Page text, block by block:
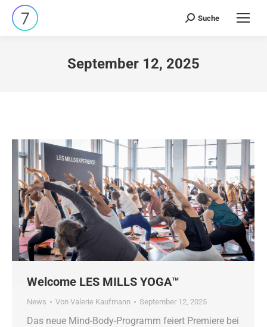
Search:
Suche
September 12, 2025
Welcome LES MILLS YOGA™
News Von Valerie Kaufmann September 12, 2025
Das neue Mind-Body-Programm feiert Premiere bei